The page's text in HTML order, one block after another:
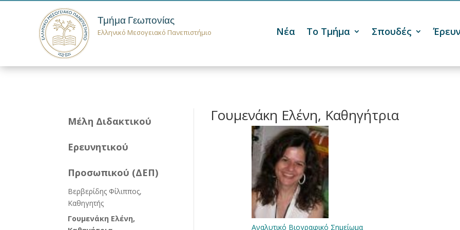
Τμήμα Γεωπονίας
Ελληνικό Μεσογειακό Πανεπιστήμιο Νέα Το Τμήμα Σπουδές
Μέλη Διδακτικού
Ερευνητικού
Προσωπικού (ΔΕΠ)
Βερβερίδης Φίλιππος,
Καθηγητής
Γουμενάκη Ελένη,
Γουμενάκη Ελένη, Καθηγήτρια
Αναλυτικό Βιογραφικό Σημείωμα